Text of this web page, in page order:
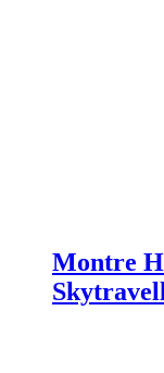
Montre